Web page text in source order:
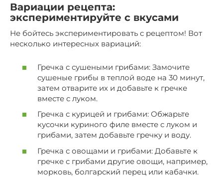
Вариации рецепта:
экспериментируйте с вкусами
Не бойтесь экспериментировать с рецептом! Вот
несколько интересных вариаций:
Гречка с сушеными грибами: Замочите
сушеные грибы в теплой воде на 30 минут,
затем отварите их и добавьте к гречке
вместе с луком.
Гречка с курицей и грибами: Обжарьте
кусочки куриного филе вместе с луком и
грибами, затем добавьте гречку и воду.
Гречка с овощами и грибами: Добавьте к
гречке с грибами другие овощи, например,
морковь, болгарский перец или кабачки.